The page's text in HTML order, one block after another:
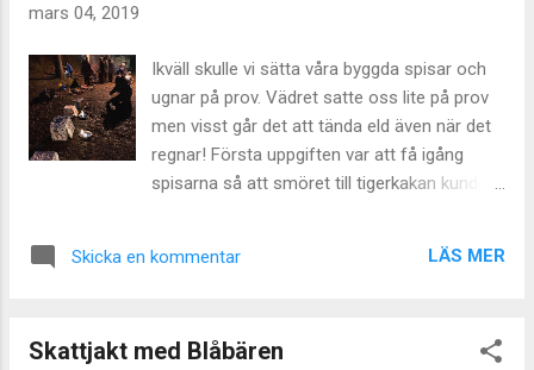
mars 04, 2019
Ikväll skulle vi sätta våra byggda spisar och
ugnar på prov. Vädret satte oss lite på prov
men visst går det att tända eld även när det
regnar! Första uppgiften var att få igång
spisarna så att smöret till tigerkakan kunde
Ledarna tände briketter på fat till ugnarna.
snabbt och lite brända så färre bricketter
Skicka en kommentar LÄS MER
Skattjakt med Blåbären